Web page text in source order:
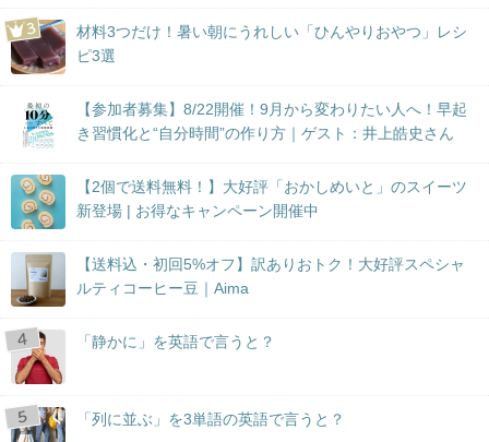
材料3つだけ！暑い朝にうれしい「ひんやりおやつ」レシ
ピ3選
【参加者募集】8/22開催！9月から変わりたい人へ！早起
き習慣化と“自分時間”の作り方｜ゲスト：井上皓史さん
【2個で送料無料！】大好評「おかしめいと」のスイーツ
新登場 | お得なキャンペーン開催中
【送料込・初回5%オフ】訳ありおトク！大好評スペシャ
ルティコーヒー豆｜Aima
「静かに」を英語で言うと？
「列に並ぶ」を3単語の英語で言うと？